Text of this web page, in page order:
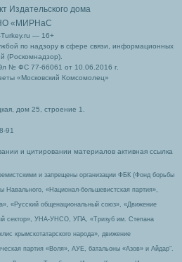
Издательского дома
«МИРНаС
— 16+
по надзору в сфере связи, информационных
(Роскомнадзор).
№ ФС 77-66061 от 10.06.2016 г.
«Московский Комсомолец»
дом 25, строение 1.
91
и цитировании материалов активная ссылка
и запрещены организации ФБК (Фонд борьбы
Навального, «Национал-большевистская партия»,
«Русский общенациональный союз», «Движение
сектор», УНА-УНСО, УПА, «Тризуб им. Степана
крымскотатарского народа», движение
партия «Воля», АУЕ, батальоны «Азов» и Айдар″.